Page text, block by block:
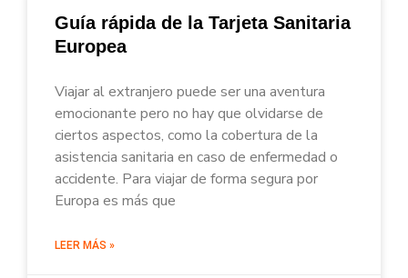
Guía rápida de la Tarjeta Sanitaria
Europea
Viajar al extranjero puede ser una aventura
emocionante pero no hay que olvidarse de
ciertos aspectos, como la cobertura de la
asistencia sanitaria en caso de enfermedad o
accidente. Para viajar de forma segura por
Europa es más que
LEER MÁS »